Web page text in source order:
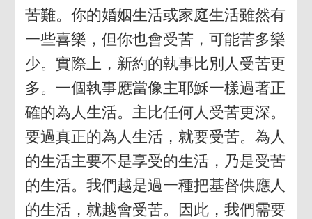
苦難。你的婚姻生活或家庭生活雖然有
一些喜樂，但你也會受苦，可能苦多樂
少。實際上，新約的執事比別人受苦更
多。一個執事應當像主耶穌一樣過著正
確的為人生活。主比任何人受苦更深。
要過真正的為人生活，就要受苦。為人
的生活主要不是享受的生活，乃是受苦
的生活。我們越是過一種把基督供應人
的生活，就越會受苦。因此，我們需要